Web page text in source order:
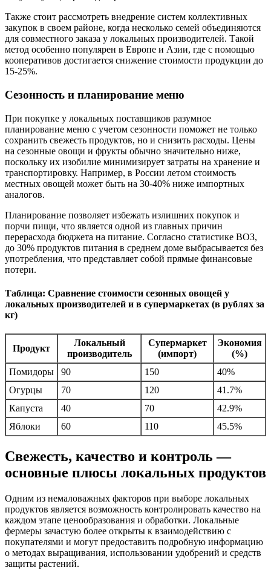
Также стоит рассмотреть внедрение систем коллективных
закупок в своем районе, когда несколько семей объединяются
для совместного заказа у локальных производителей. Такой
метод особенно популярен в Европе и Азии, где с помощью
кооперативов достигается снижение стоимости продукции до
15-25%.
Сезонность и планирование меню
При покупке у локальных поставщиков разумное
планирование меню с учетом сезонности поможет не только
сохранить свежесть продуктов, но и снизить расходы. Цены
на сезонные овощи и фрукты обычно значительно ниже,
поскольку их изобилие минимизирует затраты на хранение и
транспортировку. Например, в России летом стоимость
местных овощей может быть на 30-40% ниже импортных
аналогов.
Планирование позволяет избежать излишних покупок и
порчи пищи, что является одной из главных причин
перерасхода бюджета на питание. Согласно статистике ВОЗ,
до 30% продуктов питания в среднем доме выбрасывается без
употребления, что представляет собой прямые финансовые
потери.
Таблица: Сравнение стоимости сезонных овощей у
локальных производителей и в супермаркетах (в рублях за
кг)
Продукт
Локальный
производитель
Супермаркет
(импорт)
Экономия
(%)
Помидоры
90 150
40%
Огурцы
70 120
41.7%
Капуста
40 70
42.9%
Яблоки
60 110 45.5%
Свежесть, качество и контроль —
основные плюсы локальных продуктов
Одним из немаловажных факторов при выборе локальных
продуктов является возможность контролировать качество на
каждом этапе ценообразования и обработки. Локальные
фермеры зачастую более открыты к взаимодействию с
покупателями и могут предоставить подробную информацию
о методах выращивания, использовании удобрений и средств
защиты растений.